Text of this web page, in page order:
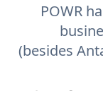
POWR
(besides